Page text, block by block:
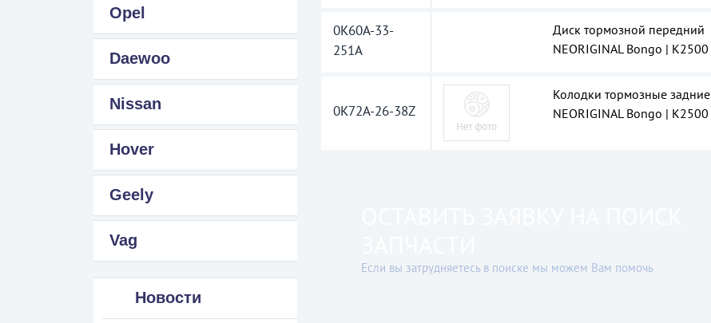
Opel
Daewoo
Nissan
Hover
Geely
Vag
Новости
0K60A-33-
251A
Диск тормозной передний
NEORIGINAL Bongo | K2500
0K72A-26-38Z
Колодки тормозные задние
NEORIGINAL Bongo | K2500
Если вы затрудняетесь в поиске мы можем Вам помочь